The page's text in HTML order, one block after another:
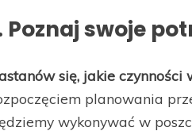
Poznaj swoje
się, jakie czynności
planowania
wykonywać w